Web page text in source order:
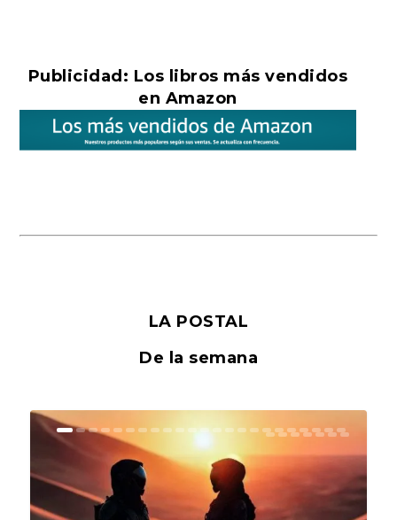
Publicidad: Los libros más vendidos
en Amazon
LA POSTAL
De la semana